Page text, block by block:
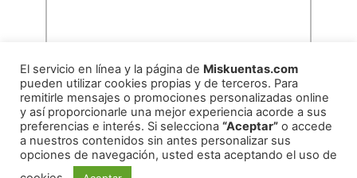
El servicio en línea y la página de Miskuentas.com
pueden utilizar cookies propias y de terceros. Para
remitirle mensajes o promociones personalizadas online
y así proporcionarle una mejor experiencia acorde a sus
preferencias e interés. Si selecciona “Aceptar” o accede
a nuestros contenidos sin antes personalizar sus
opciones de navegación, usted esta aceptando el uso de